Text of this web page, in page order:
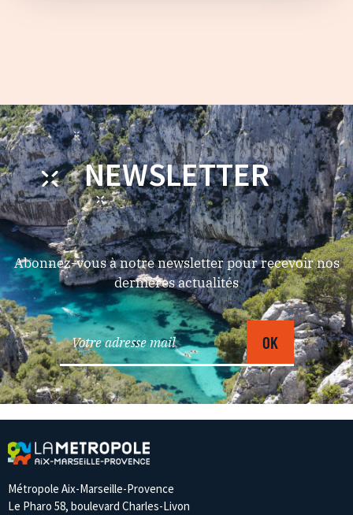
NEWSLETTER
Abonnez-vous à notre newsletter pour recevoir nos
dernières actualités
Métropole Aix-Marseille-Provence
Le Pharo 58, boulevard Charles-Livon